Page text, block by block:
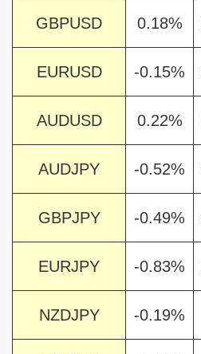
GBPUSD 0.18%
EURUSD -0.15%
AUDUSD 0.22%
AUDJPY -0.52%
GBPJPY -0.49%
EURJPY -0.83%
NZDJPY -0.19%